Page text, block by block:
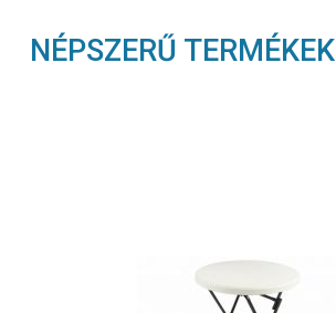
NÉPSZERŰ TERMÉKEK